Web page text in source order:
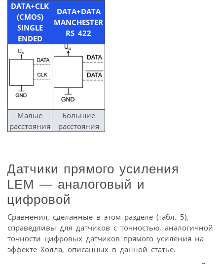
DATA+CLK
(CMOS)
SINGLE
ENDED
DATA+DATA
MANCHESTER
RS 422
Малые
расстояния
Большие
расстояния
Датчики прямого усиления
LEM — аналоговый и
цифровой
Сравнения, сделанные в этом разделе (табл. 5),
справедливы для датчиков с точностью, аналогичной
точности цифровых датчиков прямого усиления на
эффекте Холла, описанных в данной статье.